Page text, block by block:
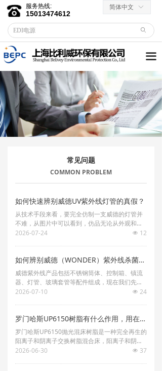
끀
首页
关于我们
客户服务
→ 合作伙伴
→资料下载
产品中心
→RO反渗透膜
→ 保安过滤器
→ 紫外线杀菌器
→ 水泵/计量泵
→ 板式换热器
→ PE水箱及配件
服务热线:
15013474612
ꄙ
ꀅ
简体中文
常见问题
COMMON PROBLEM
如何快速辨别威德UV紫外线灯管的真假？
从技术手段来看，要完全仿制一支威德的灯管并
不难，从图片中可以看到，仿品无论从外观和丝
印上都已经做的极为相似了，如果不仔细分辨，
刷中仍然可以加以辨别。
넶 12
2026-07-24
如何辨别威德（WONDER）紫外线杀菌器的真假？
威德紫外线产品包括不锈钢筒体、控制箱、镇流
器、灯管、玻璃套管等配件组成，现在我们先从
外观上如何一眼识别出威德紫外线杀菌器。
넶 24
2026-07-10
罗门哈斯UP6150树脂有什么作用，用在哪些行业？
罗门哈斯UP6150抛光混床树脂是一种完全再生的
阳离子和阴离子交换树脂混合床，阳离子和阴离
子树脂均符合高容量，均匀粒径离子交换树脂的
넶 37
2026-06-30